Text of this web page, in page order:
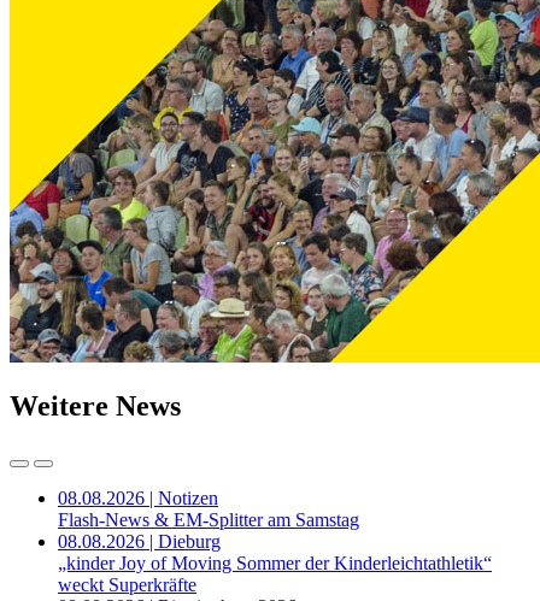
Weitere News
08.08.2026 | Notizen
Flash-News & EM-Splitter am Samstag
08.08.2026 | Dieburg
„kinder Joy of Moving Sommer der Kinderleichtathletik“
weckt Superkräfte